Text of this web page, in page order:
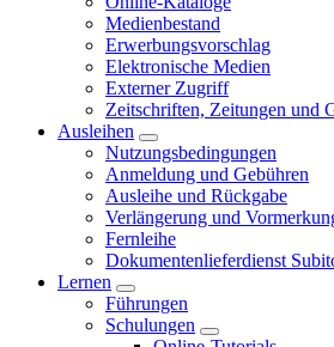
Medienbestand
Erwerbungsvorschlag
Elektronische Medien
Externer Zugriff
Zeitschriften, Zeitungen und
Ausleihen
Nutzungsbedingungen
Anmeldung und Gebühren
Ausleihe und Rückgabe
Verlängerung und
Fernleihe
Dokumentenlieferdienst
Lernen
Führungen
Schulungen